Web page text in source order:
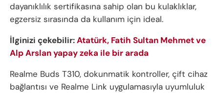
dayanıklılık sertifikasına sahip olan bu kulaklıklar,
egzersiz sırasında da kullanım için ideal.
İlginizi çekebilir:Atatürk, Fatih Sultan Mehmet ve
Alp Arslan yapay zeka ile bir arada
Realme Buds T310, dokunmatik kontroller, çift cihaz
bağlantısı ve Realme Link uygulamasıyla uyumluluk